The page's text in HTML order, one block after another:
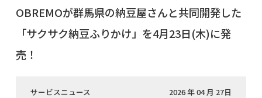
OBREMOが群馬県の納豆屋さんと共同開発した
「サクサク納豆ふりかけ」を4月23日(木)に発
売！
サービスニュース 2026 年 04 月 27日